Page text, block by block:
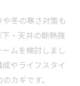
な家づくり
を実現するポ
ムの最新技
冬の寒さ対策も
・天井の断熱強
ムを検討しまし
やライフスタイ
カギです。